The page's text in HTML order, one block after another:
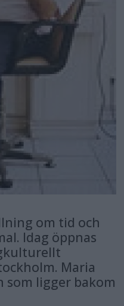
om tid och
Idag öppnas
Maria
som ligger bakom